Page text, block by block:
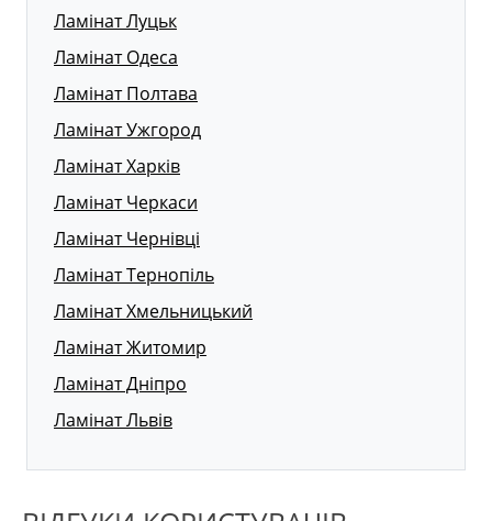
Ламінат Луцьк
Ламінат Одеса
Ламінат Полтава
Ламінат Ужгород
Ламінат Харків
Ламінат Черкаси
Ламінат Чернівці
Ламінат Тернопіль
Ламінат Хмельницький
Ламінат Житомир
Ламінат Дніпро
Ламінат Львів